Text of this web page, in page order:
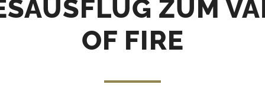
ZUM
OF FIRE